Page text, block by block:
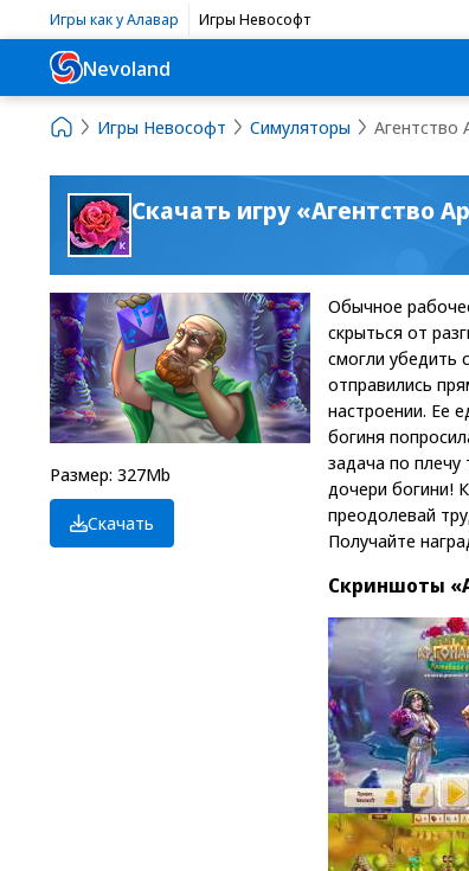
Игры как у Алавар Игры Невософт
Nevoland
Игры Невософт Симуляторы Агентство
Скачать игру «Агентство
Размер: 327Mb
Скачать
Обычное
скрыться от
смогли убедить
отправились
настроении. Ее
богиня
задача по
дочери богини!
преодолевай
Получайте
Скриншоты